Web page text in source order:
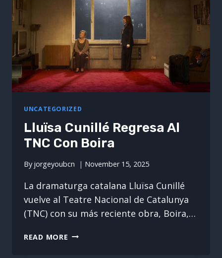
LUIS
MIGUEL?
UNCATEGORIZED
Lluïsa Cunillé Regresa Al
TNC Con Boira
By jorgeyoubcn November 15, 2025
La dramaturga catalana Lluïsa Cunillé
vuelve al Teatre Nacional de Catalunya
(TNC) con su más reciente obra, Boira,…
READ MORE LLUÏSA